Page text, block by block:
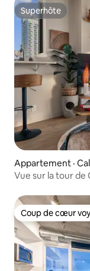
Superhôte
Superhôte
Appartement ·
Vue sur la tour de
Coup de cœur
Coup de cœur